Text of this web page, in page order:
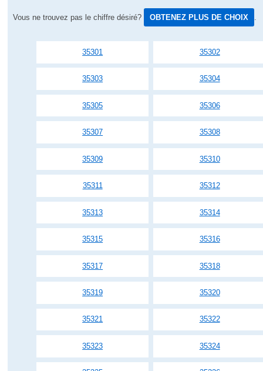
Vous ne trouvez pas le chiffre désiré? OBTENEZ PLUS DE CHOIX
35301 35302
35303 35304
35305 35306
35307 35308
35309 35310
35311 35312
35313 35314
35315 35316
35317 35318
35319 35320
35321 35322
35323 35324